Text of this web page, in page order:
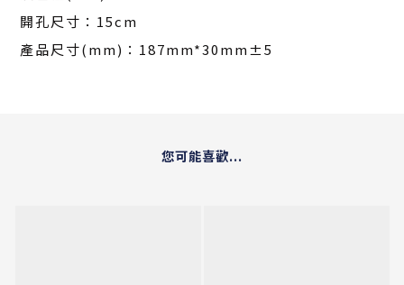
開孔尺寸：15cm
產品尺寸(mm)：187mm*30mm±5
您可能喜歡...